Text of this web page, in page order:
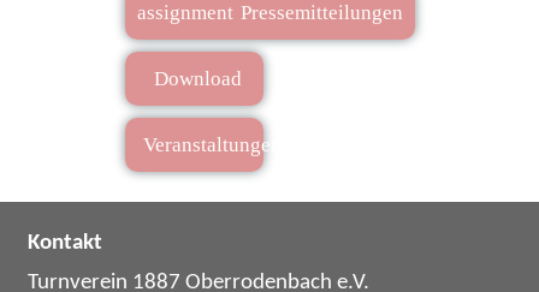
assignment Pressemitteilungen
Download
Veranstaltungen
Kontakt
Turnverein 1887 Oberrodenbach e.V.